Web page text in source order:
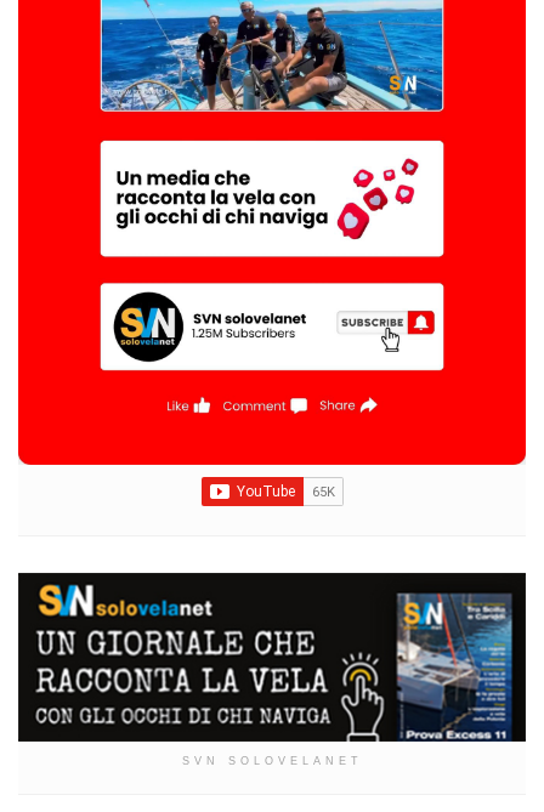
SVN SOLOVELANET